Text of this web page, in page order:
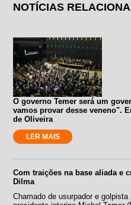
NOTÍCIAS
O governo Temer será um
vamos provar desse veneno".
de Oliveira
LER MAIS
Com traições na base aliada e
Dilma
Chamado de usurpador e